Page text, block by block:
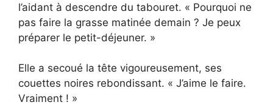
l’aidant à descendre du tabouret. « Pourquoi ne
pas faire la grasse matinée demain ? Je peux
préparer le petit-déjeuner. »
Elle a secoué la tête vigoureusement, ses
couettes noires rebondissant. « J’aime le faire.
Vraiment ! »